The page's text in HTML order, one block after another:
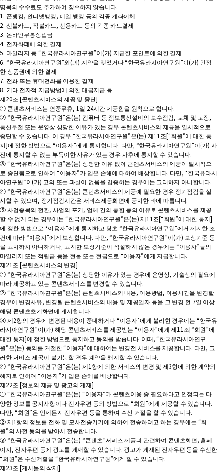
명목의 수수료도 추가하여 징수하지 않습니다.
1. 폰뱅킹, 인터넷뱅킹, 메일 뱅킹 등의 각종 계좌이체
2. 선불카드, 직불카드, 신용카드 등의 각종 카드결제
3. 온라인무통장입금
4. 전자화폐에 의한 결제
5. 마일리지 등 “한국유라시아연구원”이(가) 지급한 포인트에 의한 결제
6. “한국유라시아연구원”와(과) 계약을 맺었거나 “한국유라시아연구원”이(가) 인정
한 상품권에 의한 결제
7. 전화 또는 휴대전화를 이용한 결제
8. 기타 전자적 지급방법에 의한 대금지급 등
제20조 [콘텐츠서비스의 제공 및 중단]
① 콘텐츠서비스는 연중무휴, 1일 24시간 제공함을 원칙으로 합니다.
② “한국유라시아연구원”은(는) 컴퓨터 등 정보통신설비의 보수점검, 교체 및 고장,
통신두절 또는 운영상 상당한 이유가 있는 경우 콘텐츠서비스의 제공을 일시적으로
중단할 수 있습니다. 이 경우 “한국유라시아연구원”은(는) 제11조[“회원”에 대한 통
지]에 정한 방법으로 “이용자”에게 통지합니다. 다만, “한국유라시아연구원”이(가) 사
전에 통지할 수 없는 부득이한 사유가 있는 경우 사후에 통지할 수 있습니다.
③ “한국유라시아연구원”은(는) 상당한 이유 없이 콘텐츠서비스의 제공이 일시적으
로 중단됨으로 인하여 “이용자”가 입은 손해에 대하여 배상합니다. 다만, “한국유라시
아연구원”이(가) 고의 또는 과실이 없음을 입증하는 경우에는 그러하지 아니합니다.
④ “한국유라시아연구원”은(는) 콘텐츠서비스의 제공에 필요한 경우 정기점검을 실
시할 수 있으며, 정기점검시간은 서비스제공화면에 공지한 바에 따릅니다.
⑤ 사업종목의 전환, 사업의 포기, 업체 간의 통합 등의 이유로 콘텐츠서비스를 제공
할 수 없게 되는 경우에는 “한국유라시아연구원”은(는) 제11조[“회원”에 대한 통지]
에 정한 방법으로 “이용자”에게 통지하고 당초 “한국유라시아연구원”에서 제시한 조
건에 따라 “이용자”에게 보상합니다. 다만, “한국유라시아연구원”이(가) 보상기준 등
을 고지하지 아니하거나, 고지한 보상기준이 적절하지 않은 경우에는 “이용자”들의
마일리지 또는 적립금 등을 현물 또는 현금으로 “이용자”에게 지급합니다.
제21조 [콘텐츠서비스의 변경]
① “한국유라시아연구원”은(는) 상당한 이유가 있는 경우에 운영상, 기술상의 필요에
따라 제공하고 있는 콘텐츠서비스를 변경할 수 있습니다.
② “한국유라시아연구원”은(는) 콘텐츠서비스의 내용, 이용방법, 이용시간을 변경할
경우에 변경사유, 변경될 콘텐츠서비스의 내용 및 제공일자 등을 그 변경 전 7일 이상
해당 콘텐츠초기화면에 게시합니다.
③ 제2항의 경우에 변경된 내용이 중대하거나 “이용자”에게 불리한 경우에는 “한국유
라시아연구원”이(가) 해당 콘텐츠서비스를 제공받는 “이용자”에게 제11조[“회원”에
대한 통지]에 정한 방법으로 통지하고 동의를 받습니다. 이때, “한국유라시아연구
원”은(는) 동의를 거절한 “이용자”에 대하여는 변경전 서비스를 제공합니다. 다만, 그
러한 서비스 제공이 불가능할 경우 계약을 해지할 수 있습니다.
④ “한국유라시아연구원”은(는) 제1항에 의한 서비스의 변경 및 제3항에 의한 계약의
해지로 인하여 “이용자”가 입은 손해를 배상합니다.
제22조 [정보의 제공 및 광고의 게재]
① “한국유라시아연구원”은(는) “이용자”가 콘텐츠이용 중 필요하다고 인정되는 다
양한 정보를 공지사항이나 전자우편 등의 방법으로 “회원”에게 제공할 수 있습니다.
다만, “회원”은 언제든지 전자우편 등을 통하여 수신 거절을 할 수 있습니다.
② 제1항의 정보를 전화 및 모사전송기기에 의하여 전송하려고 하는 경우에는 “회
원”의 사전 동의를 받아서 전송합니다.
③ “한국유라시아연구원”은(는) “콘텐츠”서비스 제공과 관련하여 콘텐츠화면, 홈페
이지, 전자우편 등에 광고를 게재할 수 있습니다. 광고가 게재된 전자우편 등을 수신한
“회원”은 수신거절을 “한국유라시아연구원”에게 할 수 있습니다.
제23조 [게시물의 삭제]